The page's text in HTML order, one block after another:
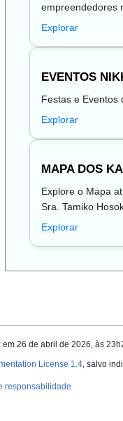
empreendedores
Explorar
EVENTOS
Festas e Eventos
Explorar
MAPA DOS
Explore o Mapa
Sra. Tamiko
Explorar
26 de abril de 2026, às
License 1.4, salvo
responsabilidade